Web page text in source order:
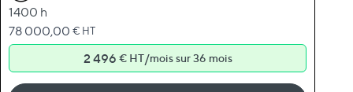
1400 h
78 000,00 € HT
2 496 € HT/mois sur 36 mois